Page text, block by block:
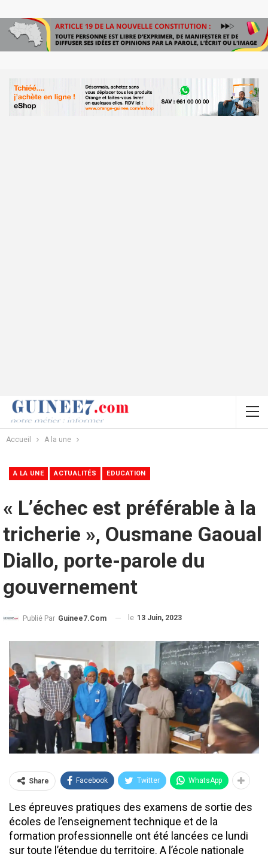
Accueil A la une
A LA UNE ACTUALITÉS EDUCATION
« L’échec est préférable à la
tricherie », Ousmane Gaoual
Diallo, porte-parole du
gouvernement
Publié Par Guinee7.com le 13 Juin, 2023
Share Facebook Twitter WhatsApp
Les épreuves pratiques des examens de sortie des
écoles de l’enseignement technique et de la
formation professionnelle ont été lancées ce lundi
sur toute l’étendue du territoire. A l’école nationale